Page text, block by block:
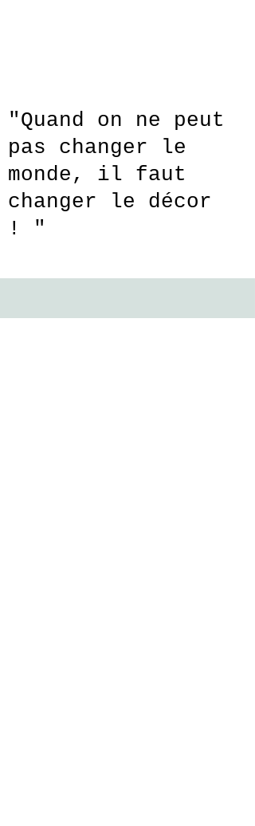
"Quand on ne peut
pas changer le
monde, il faut
changer le décor
! "